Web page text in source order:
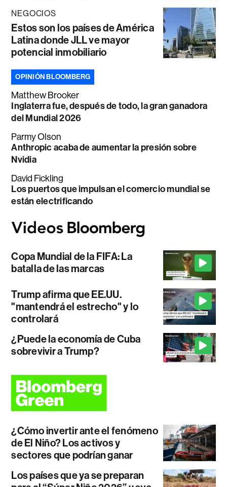
NEGOCIOS
Estos son los países de América
Latina donde JLL ve mayor
potencial inmobiliario
OPINIÓN BLOOMBERG
Matthew Brooker
Inglaterra fue, después de todo, la gran ganadora
del Mundial 2026
Parmy Olson
Anthropic acaba de aumentar la presión sobre
Nvidia
David Fickling
Los puertos que impulsan el comercio mundial se
están electrificando
Copa Mundial de la FIFA: La
batalla de las marcas
Trump afirma que EE.UU.
"mantendrá el estrecho" y lo
controlará
¿Puede la economía de Cuba
sobrevivir a Trump?
¿Cómo invertir ante el fenómeno
de El Niño? Los activos y
sectores que podrían ganar
Los países que ya se preparan